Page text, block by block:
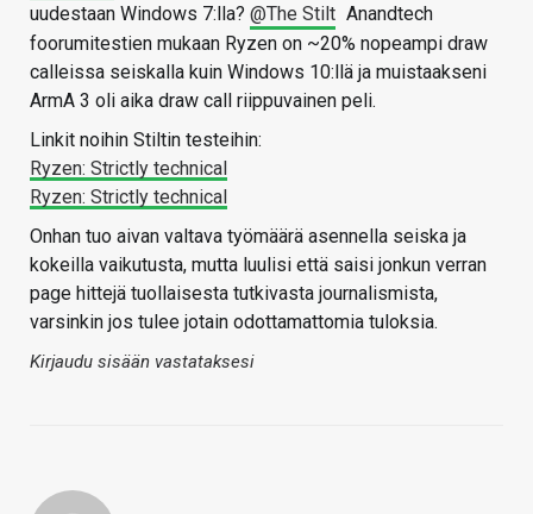
uudestaan Windows 7:lla? @The Stilt Anandtech
foorumitestien mukaan Ryzen on ~20% nopeampi draw
calleissa seiskalla kuin Windows 10:llä ja muistaakseni
ArmA 3 oli aika draw call riippuvainen peli.
Linkit noihin Stiltin testeihin:
Ryzen: Strictly technical
Ryzen: Strictly technical
Onhan tuo aivan valtava työmäärä asennella seiska ja
kokeilla vaikutusta, mutta luulisi että saisi jonkun verran
page hittejä tuollaisesta tutkivasta journalismista,
varsinkin jos tulee jotain odottamattomia tuloksia.
Kirjaudu sisään vastataksesi